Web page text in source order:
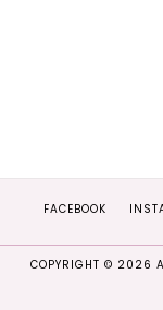
FACEBOOK
COPYRIGHT © 2026